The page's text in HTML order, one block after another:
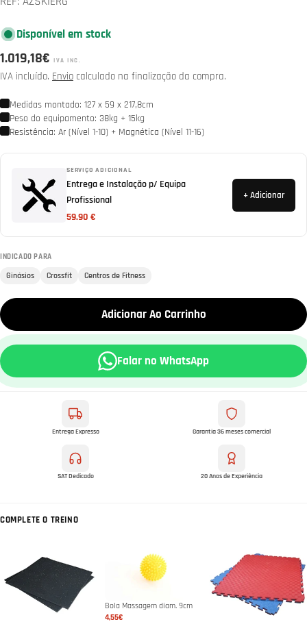
Disponível em stock
Preço
normal
1.019,18€ IVA INC.
IVA incluído. Envio calculado na finalização da compra.
Medidas montado: 127 x 59 x 217,8cm
Peso do equipamento: 38kg + 15kg
Resistência: Ar (Nível 1-10) + Magnética (Nível 11-16)
SERVIÇO ADICIONAL
Entrega e Instalação p/ Equipa
Profissional
59.90 €
+ Adicionar
INDICADO PARA
Ginásios Crossfit Centros de Fitness
Adicionar Ao Carrinho
Falar no WhatsApp
Entrega Expresso Garantia 36 meses comercial
SAT Dedicado 20 Anos de Experiência
COMPLETE O TREINO
Bola Massagem diam. 9cm
4,55€